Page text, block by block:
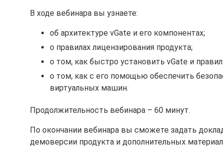
В ходе вебинара вы узнаете:
об архитектуре vGate и его компонентах;
о правилах лицензирования продукта;
о том, как быстро установить vGate и
о том, как с его помощью обеспечить
виртуальных машин.
Продолжительность вебинара – 60 минут.
По окончании вебинара вы сможете задать
демоверсии продукта и дополнительных